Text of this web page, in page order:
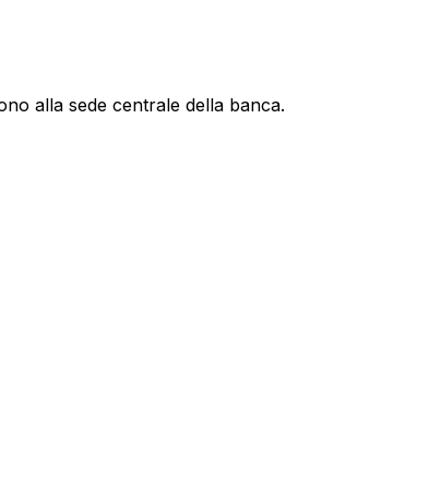
alla sede centrale della banca.